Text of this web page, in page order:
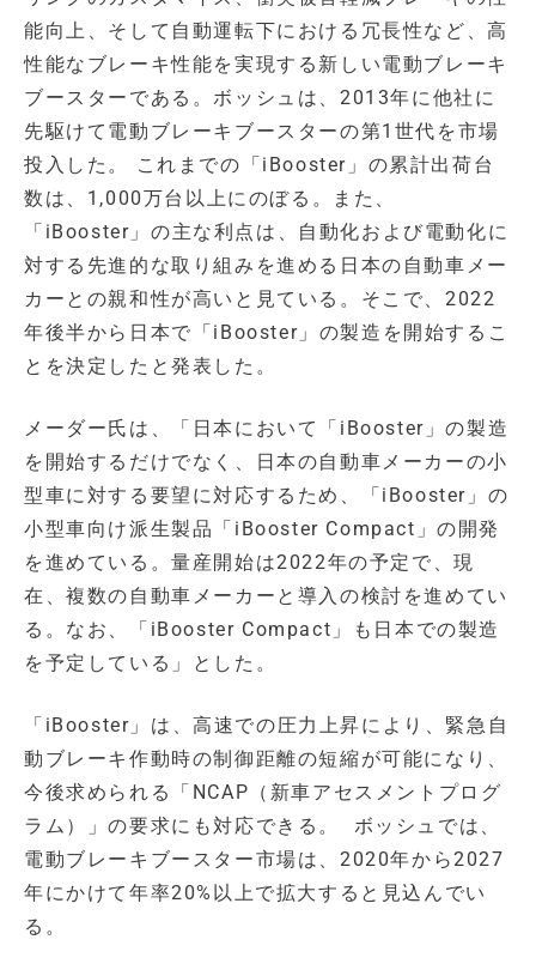
能向上、そして自動運転下における冗長性など、高
性能なブレーキ性能を実現する新しい電動ブレーキ
ブースターである。ボッシュは、2013年に他社に
先駆けて電動ブレーキブースターの第1世代を市場
投入した。 これまでの「iBooster」の累計出荷台
数は、1,000万台以上にのぼる。また、
「iBooster」の主な利点は、自動化および電動化に
対する先進的な取り組みを進める日本の自動車メー
カーとの親和性が高いと見ている。そこで、2022
年後半から日本で「iBooster」の製造を開始するこ
とを決定したと発表した。
メーダー氏は、「日本において「iBooster」の製造
を開始するだけでなく、日本の自動車メーカーの小
型車に対する要望に対応するため、「iBooster」の
小型車向け派生製品「iBooster Compact」の開発
を進めている。量産開始は2022年の予定で、現
在、複数の自動車メーカーと導入の検討を進めてい
る。なお、「iBooster Compact」も日本での製造
を予定している」とした。
「iBooster」は、高速での圧力上昇により、緊急自
動ブレーキ作動時の制御距離の短縮が可能になり、
今後求められる「NCAP（新車アセスメントプログ
ラム）」の要求にも対応できる。 ボッシュでは、
電動ブレーキブースター市場は、2020年から2027
年にかけて年率20%以上で拡大すると見込んでい
る。